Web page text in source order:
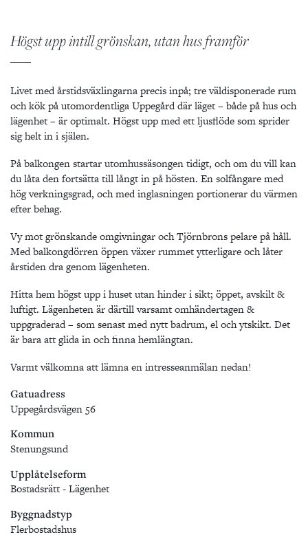
Högst upp intill grönskan, utan hus framför
Livet med årstidsväxlingarna precis inpå; tre väldisponerade rum
och kök på utomordentliga Uppegård där läget – både på hus och
lägenhet – är optimalt. Högst upp med ett ljusflöde som sprider
sig helt in i själen.
På balkongen startar utomhussäsongen tidigt, och om du vill kan
du låta den fortsätta till långt in på hösten. En solfångare med
hög verkningsgrad, och med inglasningen portionerar du värmen
efter behag.
Vy mot grönskande omgivningar och Tjörnbrons pelare på håll.
Med balkongdörren öppen växer rummet ytterligare och låter
årstiden dra genom lägenheten.
Hitta hem högst upp i huset utan hinder i sikt; öppet, avskilt &
luftigt. Lägenheten är därtill varsamt omhändertagen &
uppgraderad – som senast med nytt badrum, el och ytskikt. Det
är bara att glida in och finna hemlängtan.
Varmt välkomna att lämna en intresseanmälan nedan!
Gatuadress
Uppegårdsvägen 56
Kommun
Stenungsund
Upplåtelseform
Bostadsrätt - Lägenhet
Byggnadstyp
Flerbostadshus